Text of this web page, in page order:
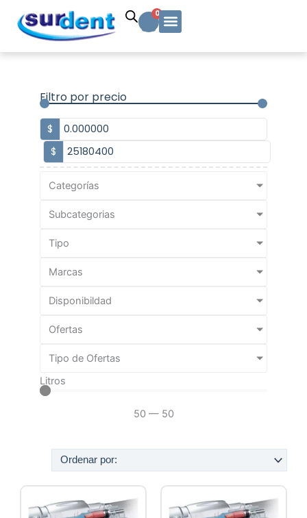
contenido
0
Carrito
Filtro por precio
$
$
Categorías
Subcategorias
Tipo
Marcas
Disponibildad
Ofertas
Tipo de Ofertas
Litros
50 — 50